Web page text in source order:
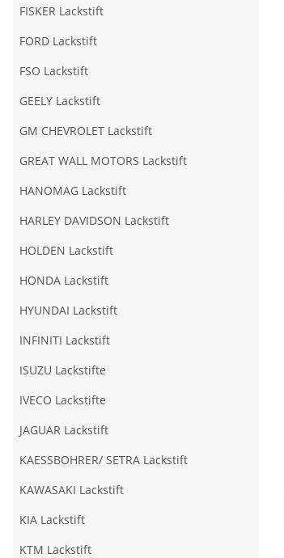
FISKER Lackstift
FORD Lackstift
FSO Lackstift
GEELY Lackstift
GM CHEVROLET Lackstift
GREAT WALL MOTORS Lackstift
HANOMAG Lackstift
HARLEY DAVIDSON Lackstift
HOLDEN Lackstift
HONDA Lackstift
HYUNDAI Lackstift
INFINITI Lackstift
ISUZU Lackstifte
IVECO Lackstifte
JAGUAR Lackstift
KAESSBOHRER/ SETRA Lackstift
KAWASAKI Lackstift
KIA Lackstift
KTM Lackstift